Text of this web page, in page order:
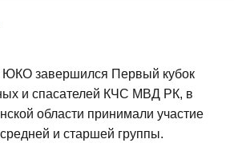
завершился Первый кубок
и спасателей КЧС МВД РК, в
области принимали участие
и старшей группы.